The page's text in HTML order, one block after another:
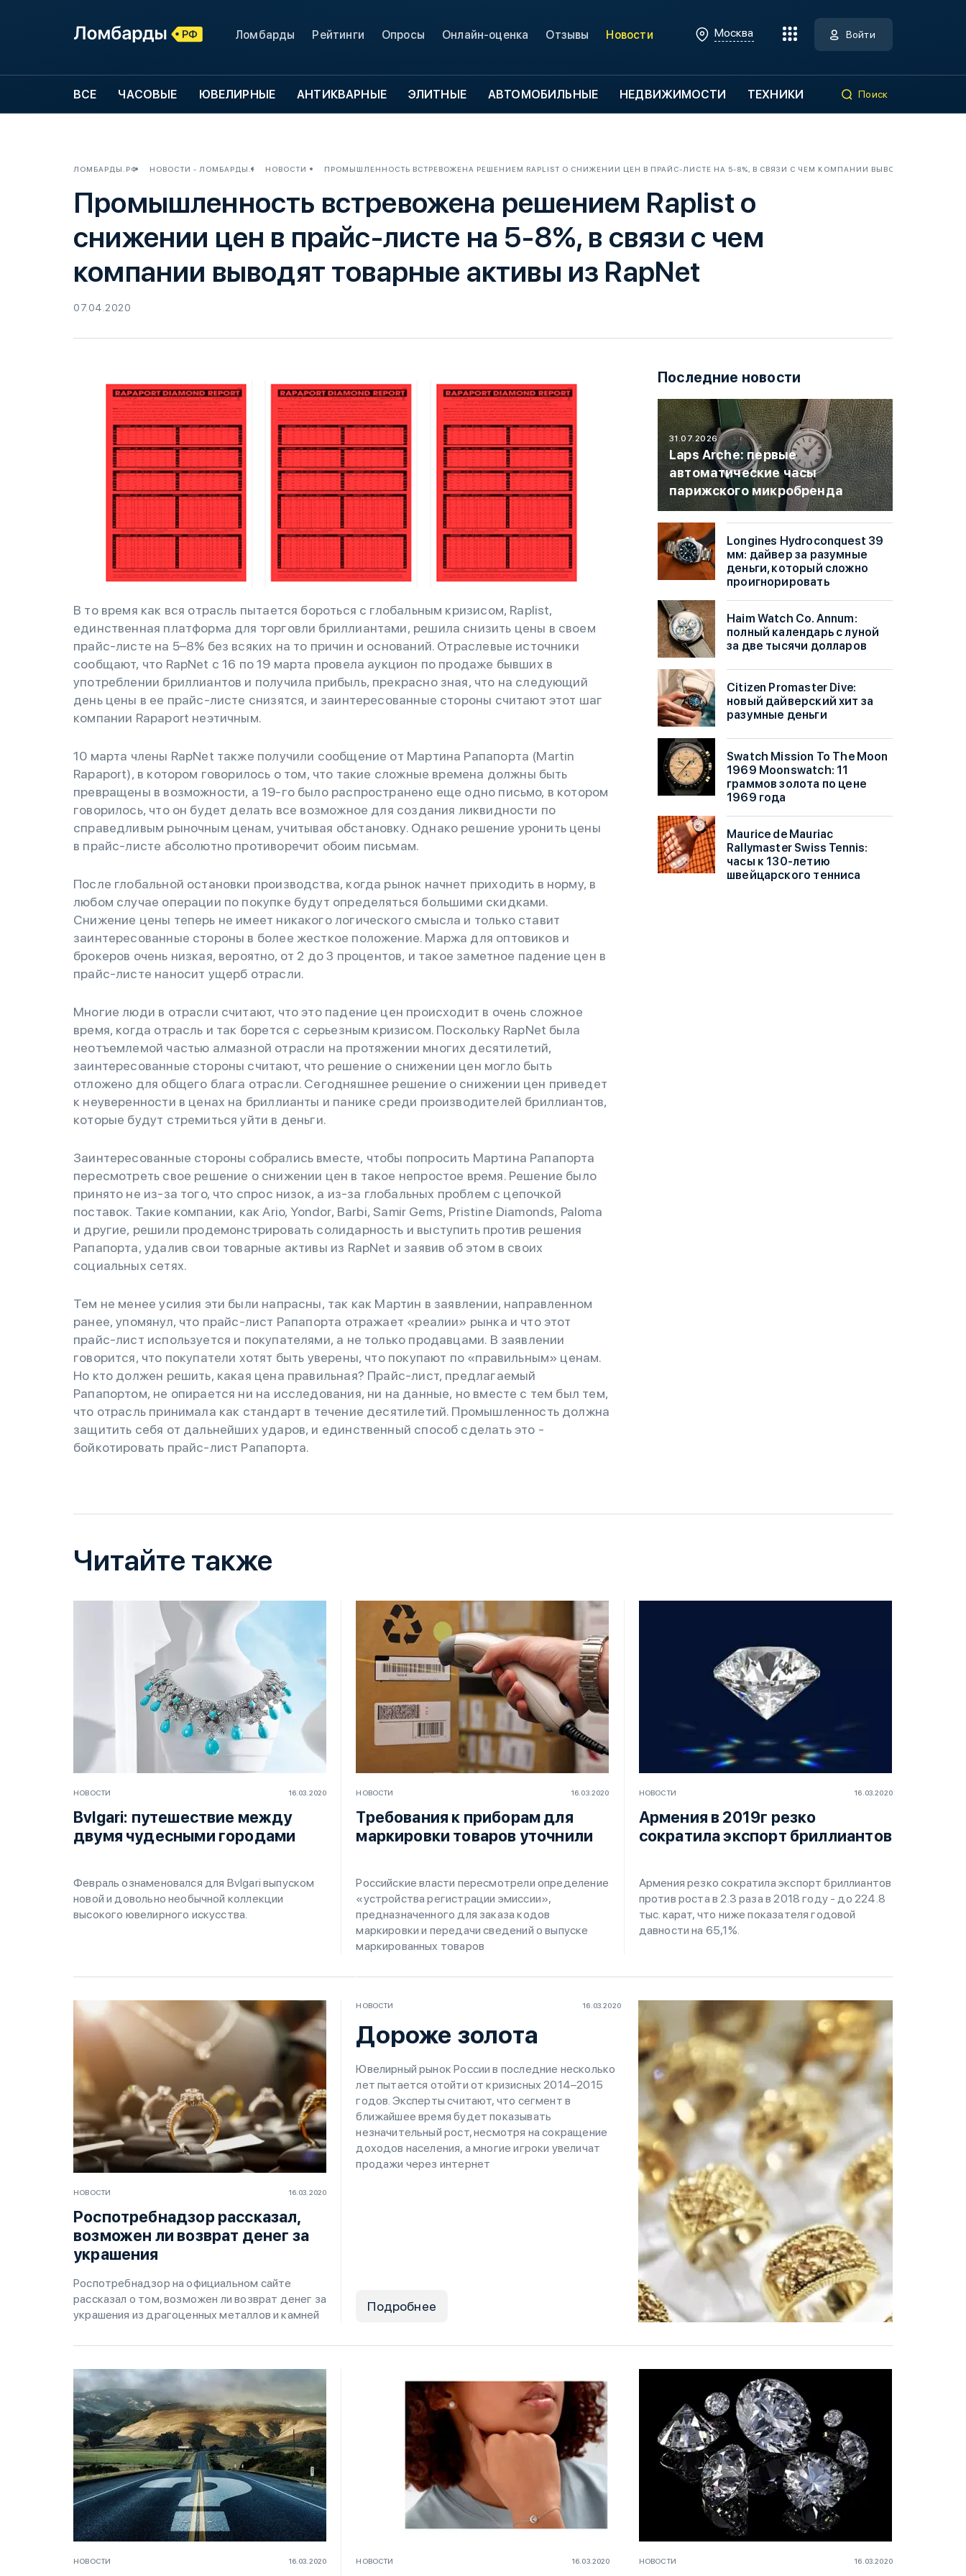
Ломбарды Рейтинги Опросы Онлайн-оценка Отзывы Новости Москва Войти
ВСЕ ЧАСОВЫЕ ЮВЕЛИРНЫЕ АНТИКВАРНЫЕ ЭЛИТНЫЕ АВТОМОБИЛЬНЫЕ НЕДВИЖИМОСТИ ТЕХНИКИ Поиск
ЛОМБАРДЫ.РФ НОВОСТИ - ЛОМБАРДЫ.РФ НОВОСТИ ПРОМЫШЛЕННОСТЬ ВСТРЕВОЖЕНА РЕШЕНИЕМ RAPLIST О СНИЖЕНИИ ЦЕН В ПРАЙС-ЛИСТЕ НА 5-8%, В СВЯЗИ С ЧЕМ КОМПАНИИ ВЫВОДЯТ ТОВАРНЫЕ
Промышленность встревожена решением Raplist о
снижении цен в прайс-листе на 5-8%, в связи с чем
компании выводят товарные активы из RapNet
07.04.2020
В то время как вся отрасль пытается бороться с глобальным кризисом, Raplist,
единственная платформа для торговли бриллиантами, решила снизить цены в своем
прайс-листе на 5–8% без всяких на то причин и оснований. Отраслевые источники
сообщают, что RapNet с 16 по 19 марта провела аукцион по продаже бывших в
употреблении бриллиантов и получила прибыль, прекрасно зная, что на следующий
день цены в ее прайс-листе снизятся, и заинтересованные стороны считают этот шаг
компании Rapaport неэтичным.
10 марта члены RapNet также получили сообщение от Мартина Рапапорта (Martin
Rapaport), в котором говорилось о том, что такие сложные времена должны быть
превращены в возможности, а 19-го было распространено еще одно письмо, в котором
говорилось, что он будет делать все возможное для создания ликвидности по
справедливым рыночным ценам, учитывая обстановку. Однако решение уронить цены
в прайс-листе абсолютно противоречит обоим письмам.
После глобальной остановки производства, когда рынок начнет приходить в норму, в
любом случае операции по покупке будут определяться большими скидками.
Снижение цены теперь не имеет никакого логического смысла и только ставит
заинтересованные стороны в более жесткое положение. Маржа для оптовиков и
брокеров очень низкая, вероятно, от 2 до 3 процентов, и такое заметное падение цен в
прайс-листе наносит ущерб отрасли.
Многие люди в отрасли считают, что это падение цен происходит в очень сложное
время, когда отрасль и так борется с серьезным кризисом. Поскольку RapNet была
неотъемлемой частью алмазной отрасли на протяжении многих десятилетий,
заинтересованные стороны считают, что решение о снижении цен могло быть
отложено для общего блага отрасли. Сегодняшнее решение о снижении цен приведет
к неуверенности в ценах на бриллианты и панике среди производителей бриллиантов,
которые будут стремиться уйти в деньги.
Заинтересованные стороны собрались вместе, чтобы попросить Мартина Рапапорта
пересмотреть свое решение о снижении цен в такое непростое время. Решение было
принято не из-за того, что спрос низок, а из-за глобальных проблем с цепочкой
поставок. Такие компании, как Ario, Yondor, Barbi, Samir Gems, Pristine Diamonds, Paloma
и другие, решили продемонстрировать солидарность и выступить против решения
Рапапорта, удалив свои товарные активы из RapNet и заявив об этом в своих
социальных сетях.
Тем не менее усилия эти были напрасны, так как Мартин в заявлении, направленном
ранее, упомянул, что прайс-лист Рапапорта отражает «реалии» рынка и что этот
прайс-лист используется и покупателями, а не только продавцами. В заявлении
говорится, что покупатели хотят быть уверены, что покупают по «правильным» ценам.
Но кто должен решить, какая цена правильная? Прайс-лист, предлагаемый
Рапапортом, не опирается ни на исследования, ни на данные, но вместе с тем был тем,
что отрасль принимала как стандарт в течение десятилетий. Промышленность должна
защитить себя от дальнейших ударов, и единственный способ сделать это -
бойкотировать прайс-лист Рапапорта.
Последние новости
31.07.2026
Laps Arche: первые
автоматические часы
парижского микробренда
Longines Hydroconquest 39
мм: дайвер за разумные
деньги, который сложно
проигнорировать
Haim Watch Co. Annum:
полный календарь с луной
за две тысячи долларов
Citizen Promaster Dive:
новый дайверский хит за
разумные деньги
Swatch Mission To The Moon
1969 Moonswatch: 11
граммов золота по цене
1969 года
Maurice de Mauriac
Rallymaster Swiss Tennis:
часы к 130-летию
швейцарского тенниса
Читайте также
НОВОСТИ 16.03.2020
Bvlgari: путешествие между
двумя чудесными городами
Февраль ознаменовался для Bvlgari выпуском
новой и довольно необычной коллекции
высокого ювелирного искусства.
НОВОСТИ 16.03.2020
Требования к приборам для
маркировки товаров уточнили
Российские власти пересмотрели определение
«устройства регистрации эмиссии»,
предназначенного для заказа кодов
маркировки и передачи сведений о выпуске
маркированных товаров
НОВОСТИ 16.03.2020
Армения в 2019г резко
сократила экспорт бриллиантов
Армения резко сократила экспорт бриллиантов
против роста в 2.3 раза в 2018 году - до 224.8
тыс. карат, что ниже показателя годовой
давности на 65,1%.
НОВОСТИ 16.03.2020
Роспотребнадзор рассказал,
возможен ли возврат денег за
украшения
Роспотребнадзор на официальном сайте
рассказал о том, возможен ли возврат денег за
украшения из драгоценных металлов и камней
НОВОСТИ 16.03.2020
Дороже золота
Ювелирный рынок России в последние несколько
лет пытается отойти от кризисных 2014–2015
годов. Эксперты считают, что сегмент в
ближайшее время будет показывать
незначительный рост, несмотря на сокращение
доходов населения, а многие игроки увеличат
продажи через интернет
Подробнее
НОВОСТИ 16.03.2020 НОВОСТИ 16.03.2020 НОВОСТИ 16.03.2020